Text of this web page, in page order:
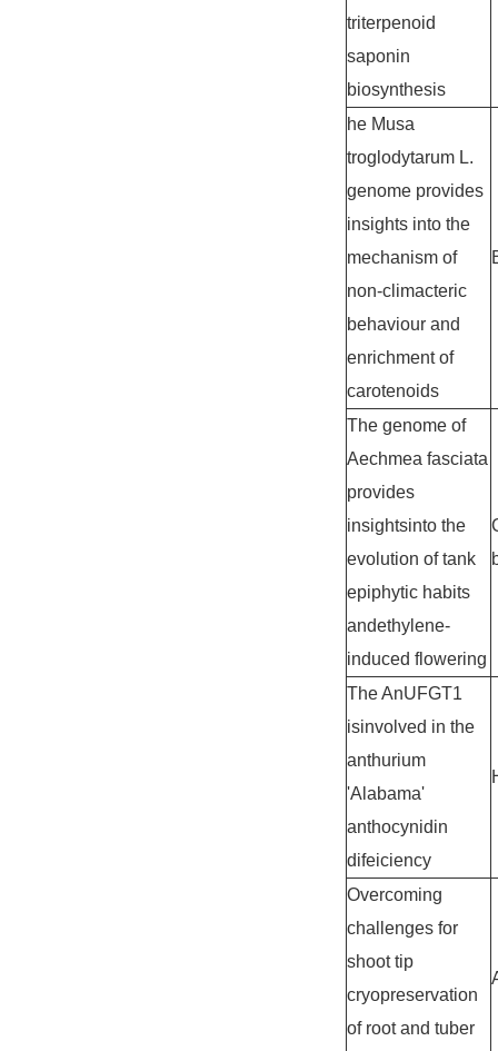
triterpenoid
saponin
biosynthesis
he Musa
troglodytarum L.
genome provides
insights into the
mechanism of
non-climacteric
behaviour and
enrichment of
carotenoids
The genome of
Aechmea fasciata
provides
insightsinto the
evolution of tank
epiphytic habits
andethylene-
induced flowering
The AnUFGT1
isinvolved in the
anthurium
'Alabama'
anthocynidin
difeiciency
Overcoming
challenges for
shoot tip
cryopreservation
of root and tuber